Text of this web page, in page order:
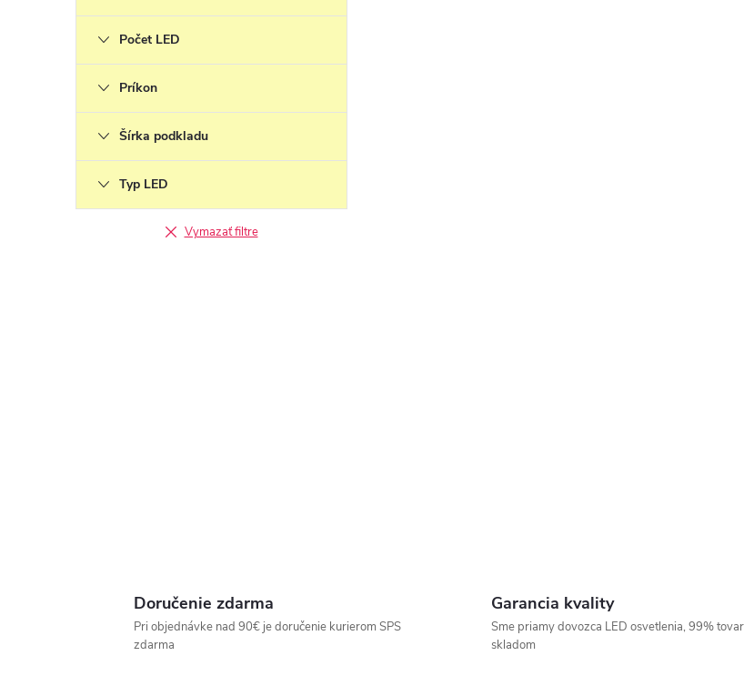
Počet LED
Príkon
Šírka podkladu
Typ LED
Vymazať filtre
Doručenie zdarma
Pri objednávke nad 90€ je doručenie kurierom SPS
zdarma
Garancia kvality
Sme priamy dovozca LED osvetlenia, 99%
skladom